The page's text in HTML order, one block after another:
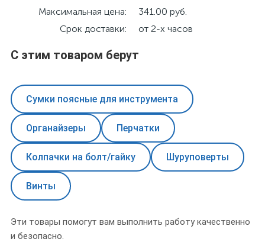
Максимальная цена:
341.00 руб.
Срок доставки:
от 2-х часов
С этим товаром берут
Сумки поясные для инструмента
Органайзеры Перчатки
Колпачки на болт/гайку Шуруповерты
Винты
Эти товары помогут вам выполнить работу качественно
и безопасно.